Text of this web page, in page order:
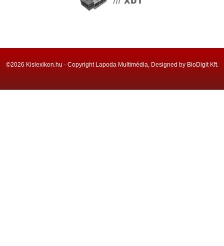
©2026 Kislexikon.hu - Copyright Lapoda Multimédia, Designed by BioDigit Kft.